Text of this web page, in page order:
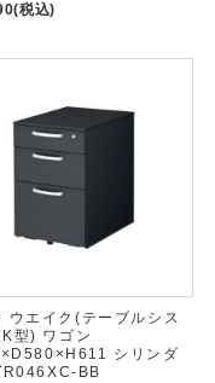
(税込)
ウエイク(テーブルシス
型) ワゴン
シリンダ
BB